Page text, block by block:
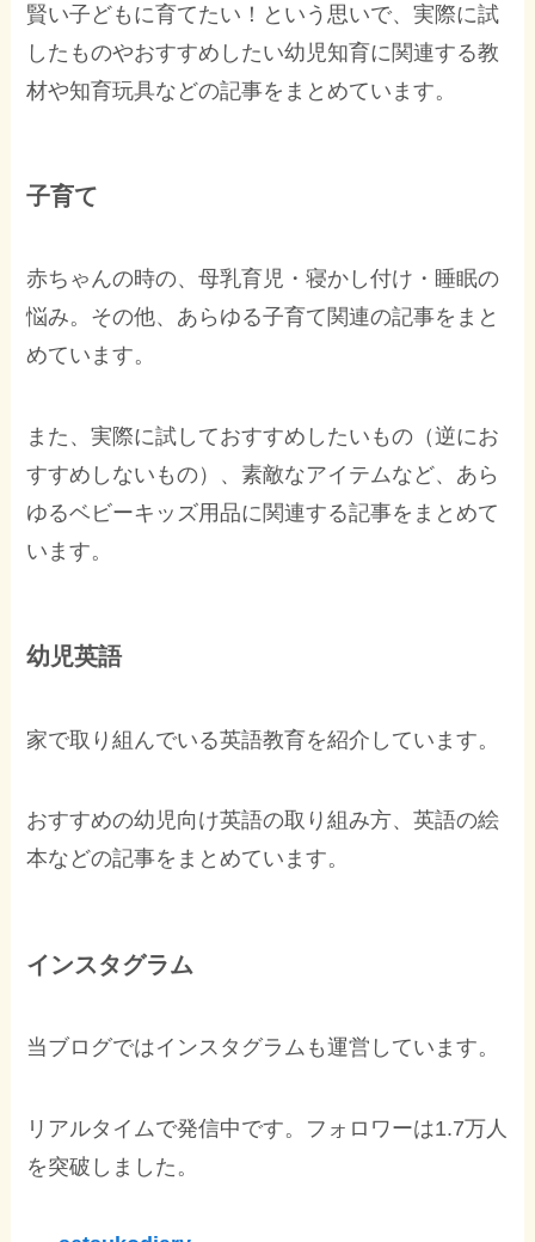
賢い子どもに育てたい！という思いで、実際に試
したものやおすすめしたい幼児知育に関連する教
材や知育玩具などの記事をまとめています。
子育て
赤ちゃんの時の、母乳育児・寝かし付け・睡眠の
悩み。その他、あらゆる子育て関連の記事をまと
めています。
また、実際に試しておすすめしたいもの（逆にお
すすめしないもの）、素敵なアイテムなど、あら
ゆるベビーキッズ用品に関連する記事をまとめて
います。
幼児英語
家で取り組んでいる英語教育を紹介しています。
おすすめの幼児向け英語の取り組み方、英語の絵
本などの記事をまとめています。
インスタグラム
当ブログではインスタグラムも運営しています。
リアルタイムで発信中です。フォロワーは1.7万人
を突破しました。